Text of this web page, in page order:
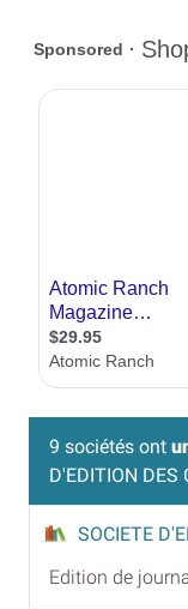
9 sociétés ont
D'EDITION DES
SOCIETE
Edition de